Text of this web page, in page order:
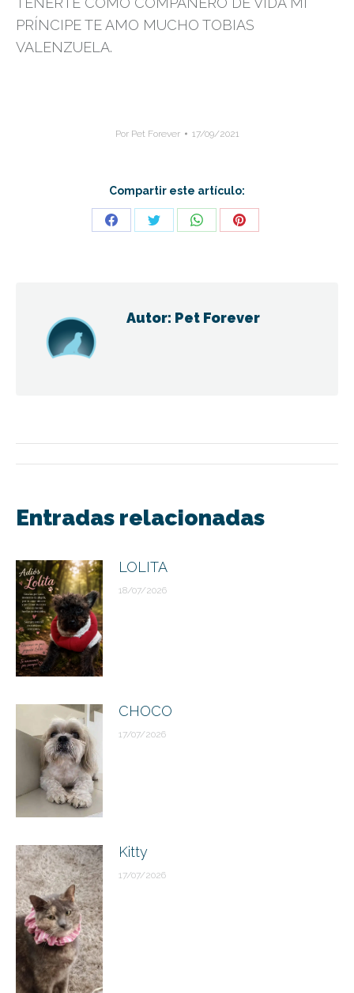
PRÍNCIPE TE AMO MUCHO TOBIAS
VALENZUELA.
Por Pet Forever 17/09/2021
Compartir este artículo:
Share
Share
Share
Share
Autor: Pet Forever
Navegación
entre
Entradas relacionadas
LOLITA
18/07/2026
CHOCO
17/07/2026
Kitty
17/07/2026